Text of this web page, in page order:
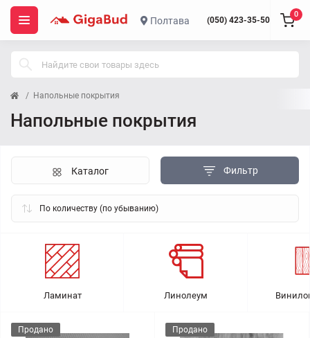
Полтава (050) 423-35-50
0
Напольные покрытия
Напольные покрытия
Фильтр
Каталог
Ламинат Линолеум
Продано Продано